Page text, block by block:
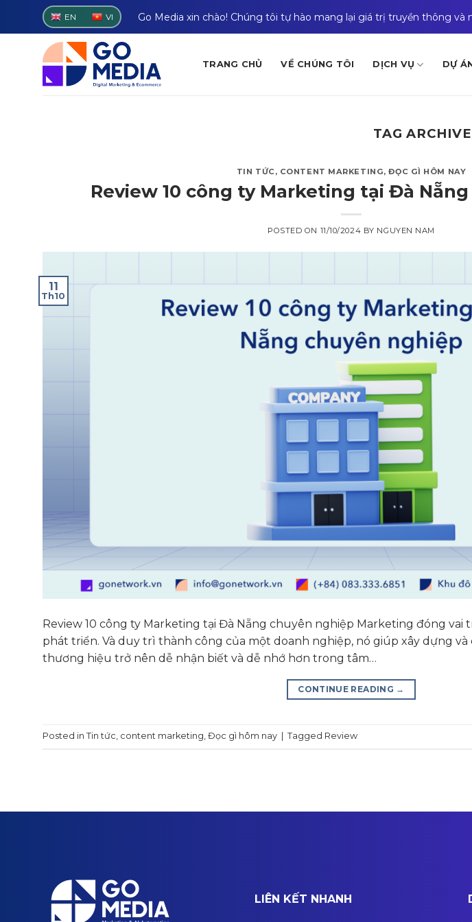
EN VI Go Media xin chào! Chúng tôi tự hào mang lại giá trị truyền thông
TRANG CHỦ VỀ CHÚNG TÔI DỊCH VỤ DỰ
TAG
TIN TỨC, CONTENT MARKETING,ĐỌC GÌ HÔM NAY
Review 10 công ty Marketing tại Đà
POSTED ON 11/10/2024 BY NGUYEN NAM
11
Th10
Review 10 công ty Marketing tại Đà Nẵng chuyên nghiệp Marketing đóng
phát triển. Và duy trì thành công của một doanh nghiệp, nó giúp xây dựng
thương hiệu trở nên dễ nhận biết và dễ nhớ hơn trong tâm…
CONTINUE READING →
Posted in Tin tức, content marketing, Đọc gì hôm nay Tagged Review
LIÊN KẾT NHANH